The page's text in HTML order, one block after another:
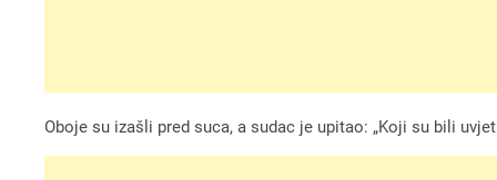
Oboje su izašli pred suca, a sudac je upitao: „Koji su bili